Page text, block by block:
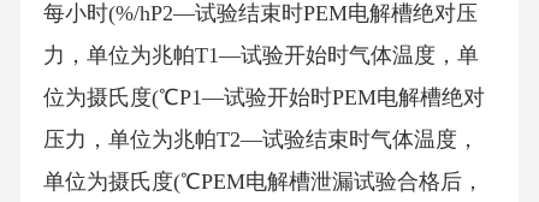
每小时(%/hP2—试验结束时PEM电解槽绝对压
力，单位为兆帕T1—试验开始时气体温度，单
位为摄氏度(℃P1—试验开始时PEM电解槽绝对
压力，单位为兆帕T2—试验结束时气体温度，
单位为摄氏度(℃PEM电解槽泄漏试验合格后，